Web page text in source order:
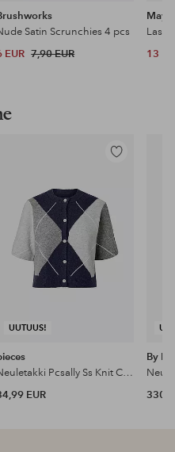
Satin Scrunchies 4 pcs
EUR 7,90 EUR 13
UUTUUS!
Lisää
Neuletakki Pcsally Ss Knit Check Cardigan Bc
EUR
By
330